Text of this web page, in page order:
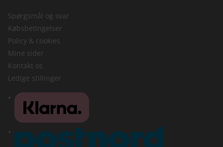
Spørgsmål og svar
Købsbetingelser
Policy & cookies
Mine sider
Kontakt os
Ledige stillinger